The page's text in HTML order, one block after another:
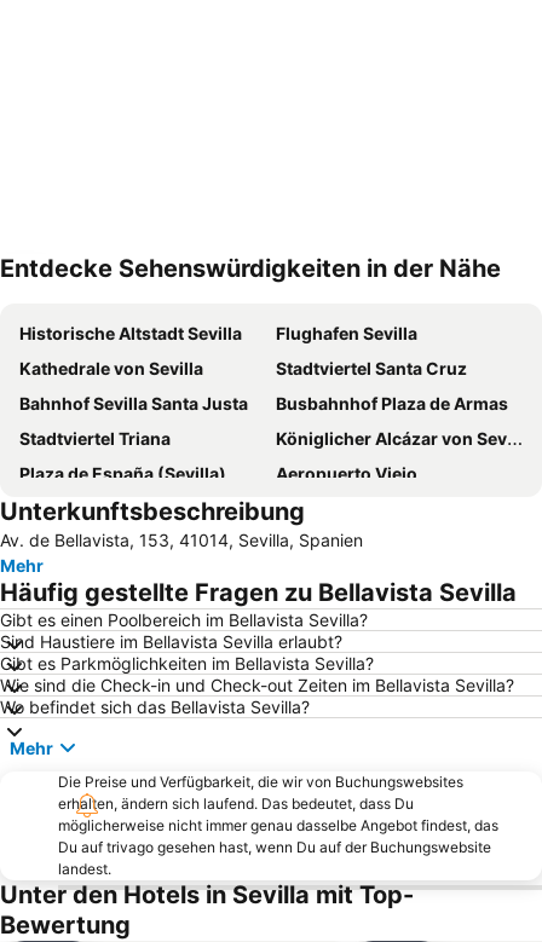
Entdecke Sehenswürdigkeiten in der Nähe
Historische Altstadt Sevilla
Flughafen Sevilla
Kathedrale von Sevilla
Stadtviertel Santa Cruz
Bahnhof Sevilla Santa Justa
Busbahnhof Plaza de Armas
Stadtviertel Triana
Königlicher Alcázar von Sevilla
Plaza de España (Sevilla)
Aeropuerto Viejo
Giralda
Arenal
Triana Este
Firenze
Plaza de Armas
Bushaltestelle Prado de San Sebastian
Nervión
Plaza Nueva
Macarena Tres Huertas
Semana Santa
Los Remedios
Barrio de la Macarena
San Pablo Barrio C
Estadio Olímpico
Centro de las Artes de Sevilla
Barrio de San Gil
La Oliva
Feria de Sevilla
Antigua Estación de Córdoba
Alfalfa
Basilika Macarena
Jardines de Murillo
Metro Centro
Rathaus Sevilla
Unterkunftsbeschreibung
Av. de Bellavista, 153, 41014, Sevilla, Spanien
Mehr
Häufig gestellte Fragen zu Bellavista Sevilla
Gibt es einen Poolbereich im Bellavista Sevilla?
Sind Haustiere im Bellavista Sevilla erlaubt?
Gibt es Parkmöglichkeiten im Bellavista Sevilla?
Wie sind die Check-in und Check-out Zeiten im Bellavista Sevilla?
Wo befindet sich das Bellavista Sevilla?
Mehr
Die Preise und Verfügbarkeit, die wir von Buchungswebsites
erhalten, ändern sich laufend. Das bedeutet, dass Du
möglicherweise nicht immer genau dasselbe Angebot findest, das
Du auf trivago gesehen hast, wenn Du auf der Buchungswebsite
landest.
Unter den Hotels in Sevilla mit Top-
Bewertung